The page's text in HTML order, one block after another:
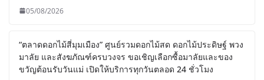
05/08/2026
“ตลาดดอกไม้สี่มุมเมือง” ศูนย์รวมดอกไม้สด ดอกไม้ประดิษฐ์ พวง
มาลัย และสังฆภัณฑ์ครบวงจร ขอเชิญเลือกซื้อมาลัยและของ
ขวัญต้อนรับวันแม่ เปิดให้บริการทุกวันตลอด 24 ชั่วโมง